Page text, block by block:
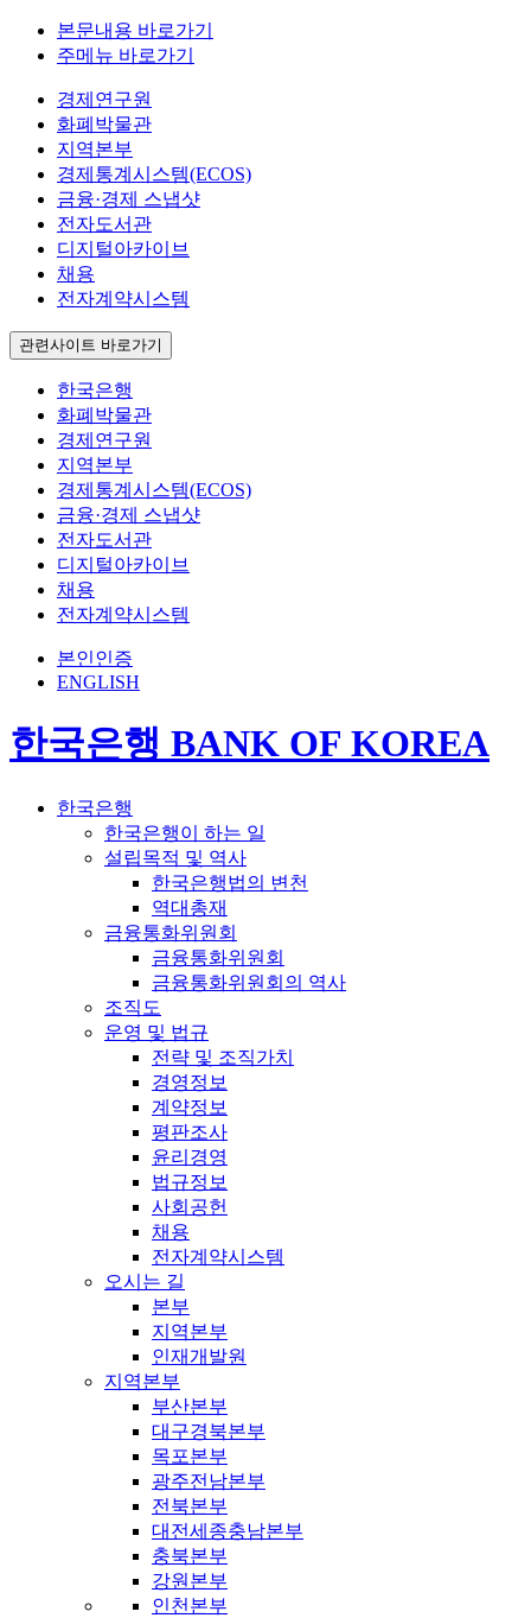
본문내용 바로가기
주메뉴 바로가기
경제연구원
화폐박물관
지역본부
경제통계시스템(ECOS)
금융·경제 스냅샷
전자도서관
디지털아카이브
채용
전자계약시스템
관련사이트 바로가기
한국은행
화폐박물관
경제연구원
지역본부
경제통계시스템(ECOS)
금융·경제 스냅샷
전자도서관
디지털아카이브
채용
전자계약시스템
본인인증
ENGLISH
한국은행 BANK OF KOREA
한국은행
한국은행이 하는 일
설립목적 및 역사
한국은행법의 변천
역대총재
금융통화위원회
금융통화위원회
금융통화위원회의 역사
조직도
운영 및 법규
전략 및 조직가치
경영정보
계약정보
평판조사
윤리경영
법규정보
사회공헌
채용
전자계약시스템
오시는 길
본부
지역본부
인재개발원
지역본부
부산본부
대구경북본부
목포본부
광주전남본부
전북본부
대전세종충남본부
충북본부
강원본부
인천본부